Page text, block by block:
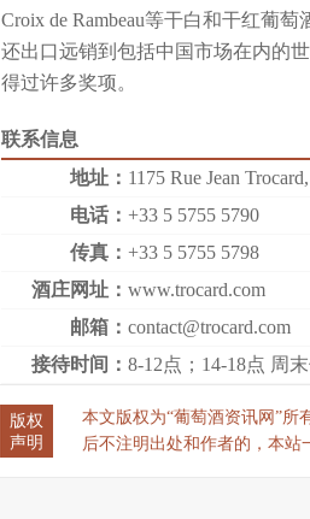
Croix de Rambeau等干白和干红葡
还出口远销到包括中国市场在内的
得过许多奖项。
联系信息
地址： 1175 Rue Jean
电话： +33 5 5755 5790
传真： +33 5 5755 5798
酒庄网址： www.trocard.com
邮箱： contact@trocard.com
接待时间： 8-12点；14-18点 周
版权
声明
本文版权为“葡萄酒资讯网”所
后不注明出处和作者的，本站